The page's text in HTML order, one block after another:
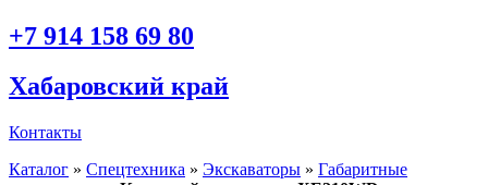
+7 914 158 69 80
Хабаровский край
Контакты
Каталог » Спецтехника » Экскаваторы » Габаритные